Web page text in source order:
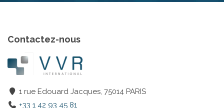
Contactez-nous
1 rue Edouard Jacques, 75014 PARIS
+33 1 42 93 45 81